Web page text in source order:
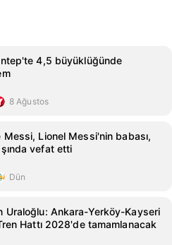
4,5 büyüklüğünde
8 Ağustos
Messi, Lionel Messi'nin babası,
vefat etti
Dün
Uraloğlu: Ankara-Yerköy-Kayseri
Tren Hattı 2028'de tamamlanacak